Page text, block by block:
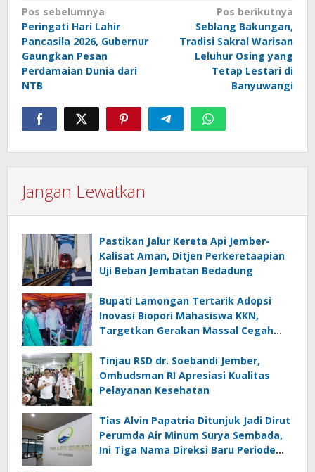
Navigasi
pos
Pos sebelumnya
Peringati Hari Lahir
Pancasila 2026, Gubernur
Gaungkan Pesan
Perdamaian Dunia dari
NTB
Pos berikutnya
Seblang Bakungan,
Tradisi Sakral Warisan
Leluhur Osing yang
Tetap Lestari di
Banyuwangi
Jangan Lewatkan
Pastikan Jalur Kereta Api Jember-
Kalisat Aman, Ditjen Perkeretaapian
Uji Beban Jembatan Bedadung
Bupati Lamongan Tertarik Adopsi
Inovasi Biopori Mahasiswa KKN,
Targetkan Gerakan Massal Cegah
Tinjau RSD dr. Soebandi Jember,
Ombudsman RI Apresiasi Kualitas
Pelayanan Kesehatan
Tias Alvin Papatria Ditunjuk Jadi Dirut
Perumda Air Minum Surya Sembada,
Ini Tiga Nama Direksi Baru Periode